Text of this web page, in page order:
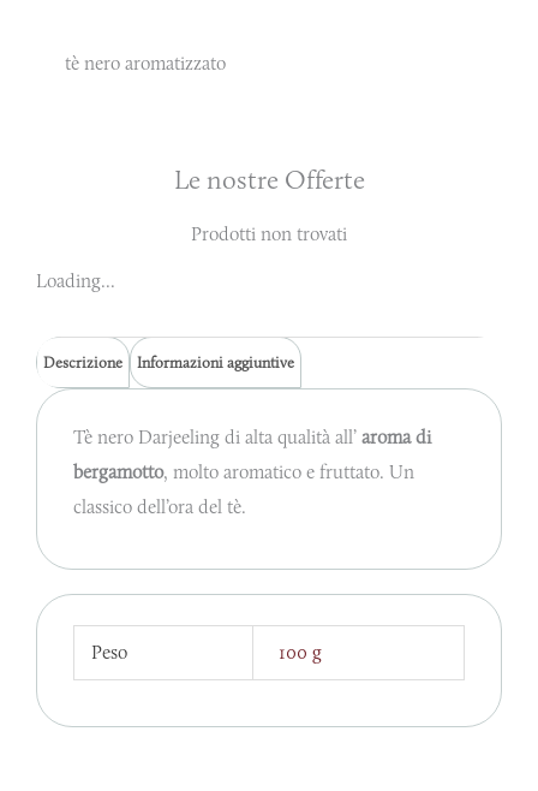
tè nero aromatizzato
Le nostre Offerte
Prodotti non trovati
Loading...
Descrizione Informazioni aggiuntive
Tè nero Darjeeling di alta qualità all’ aroma di
bergamotto, molto aromatico e fruttato. Un
classico dell’ora del tè.
Peso 100 g